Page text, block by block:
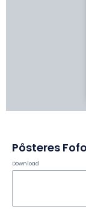
Pôsteres
Download